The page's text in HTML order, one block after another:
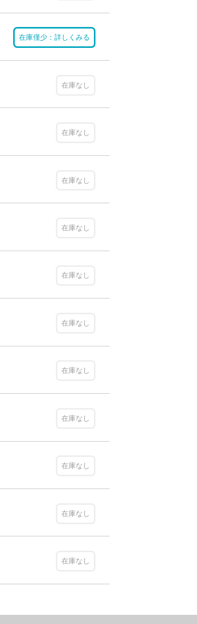
在庫僅少：詳しくみる
在庫なし
在庫なし
在庫なし
在庫なし
在庫なし
在庫なし
在庫なし
在庫なし
在庫なし
在庫なし
在庫なし